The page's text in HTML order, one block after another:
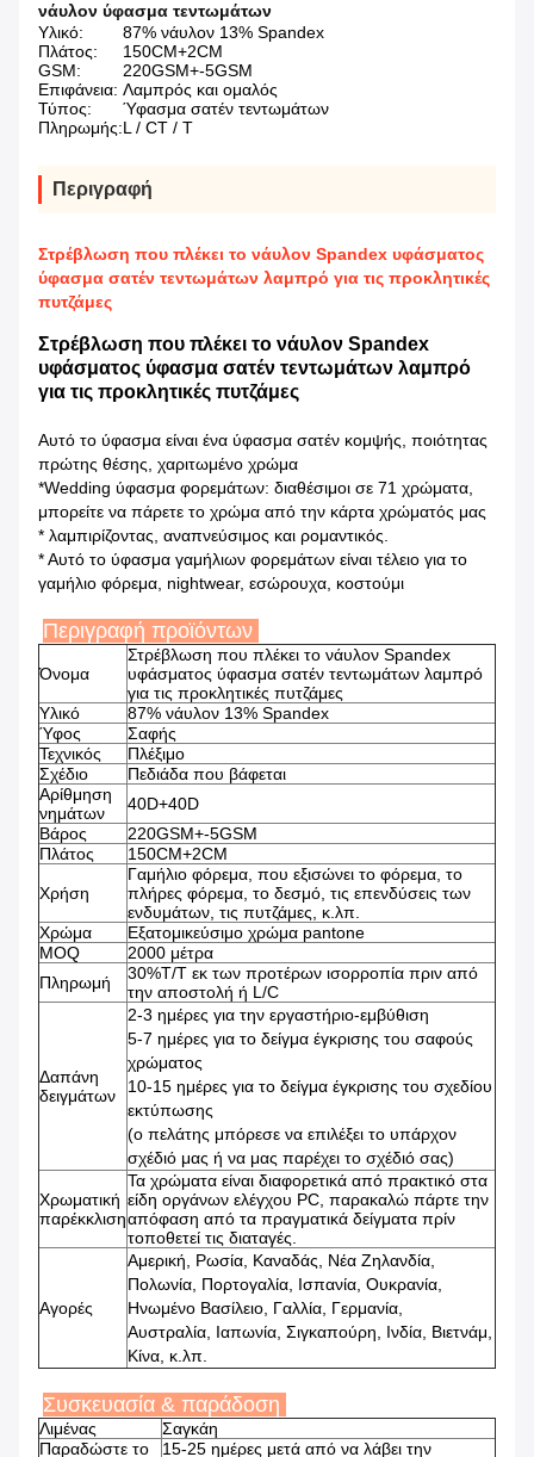
νάυλον ύφασμα τεντωμάτων
Υλικό:
87% νάυλον 13% Spandex
Πλάτος:
150CM+2CM
GSM:
220GSM+-5GSM
Επιφάνεια: Λαμπρός και ομαλός
Τύπος:
Ύφασμα σατέν τεντωμάτων
Πληρωμής:L / CT / T
Περιγραφή
Στρέβλωση που πλέκει το νάυλον Spandex υφάσματος
ύφασμα σατέν τεντωμάτων λαμπρό για τις προκλητικές
πυτζάμες
Στρέβλωση που πλέκει το νάυλον Spandex
υφάσματος ύφασμα σατέν τεντωμάτων λαμπρό
για τις προκλητικές πυτζάμες
Αυτό το ύφασμα είναι ένα ύφασμα σατέν κομψής, ποιότητας
πρώτης θέσης, χαριτωμένο χρώμα
*Wedding ύφασμα φορεμάτων: διαθέσιμοι σε 71 χρώματα,
μπορείτε να πάρετε το χρώμα από την κάρτα χρώματός μας
* λαμπιρίζοντας, αναπνεύσιμος και ρομαντικός.
* Αυτό το ύφασμα γαμήλιων φορεμάτων είναι τέλειο για το
γαμήλιο φόρεμα, nightwear, εσώρουχα, κοστούμι
Περιγραφή προϊόντων
Όνομα
Στρέβλωση που πλέκει το νάυλον Spandex
υφάσματος ύφασμα σατέν τεντωμάτων λαμπρό
για τις προκλητικές πυτζάμες
Υλικό
87% νάυλον 13% Spandex
Ύφος
Σαφής
Τεχνικός
Πλέξιμο
Σχέδιο
Πεδιάδα που βάφεται
Αρίθμηση
νημάτων
40D+40D
Βάρος
220GSM+-5GSM
Πλάτος
150CM+2CM
Χρήση
Γαμήλιο φόρεμα, που εξισώνει το φόρεμα, το
πλήρες φόρεμα, το δεσμό, τις επενδύσεις των
ενδυμάτων, τις πυτζάμες, κ.λπ.
Χρώμα
Εξατομικεύσιμο χρώμα pantone
MOQ
2000 μέτρα
Πληρωμή
30%T/T εκ των προτέρων ισορροπία πριν από
την αποστολή ή L/C
Δαπάνη
δειγμάτων
2-3 ημέρες για την εργαστήριο-εμβύθιση
5-7 ημέρες για το δείγμα έγκρισης του σαφούς
χρώματος
10-15 ημέρες για το δείγμα έγκρισης του σχεδίου
εκτύπωσης
(ο πελάτης μπόρεσε να επιλέξει το υπάρχον
σχέδιό μας ή να μας παρέχει το σχέδιό σας)
Χρωματική
παρέκκλιση
Τα χρώματα είναι διαφορετικά από πρακτικό στα
είδη οργάνων ελέγχου PC, παρακαλώ πάρτε την
απόφαση από τα πραγματικά δείγματα πρίν
τοποθετεί τις διαταγές.
Αγορές
Αμερική, Ρωσία, Καναδάς, Νέα Ζηλανδία,
Πολωνία, Πορτογαλία, Ισπανία, Ουκρανία,
Ηνωμένο Βασίλειο, Γαλλία, Γερμανία,
Αυστραλία, Ιαπωνία, Σιγκαπούρη, Ινδία, Βιετνάμ,
Κίνα, κ.λπ.
Συσκευασία & παράδοση
Λιμένας
Σαγκάη
Παραδώστε το
15-25 ημέρες μετά από να λάβει την